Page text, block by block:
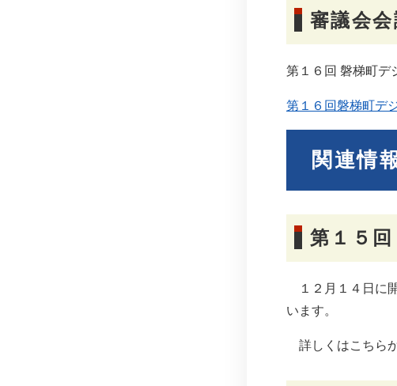
審議会
第１６回 磐梯町デ
第１６回磐梯町デ
関連情
第１５
１２月１４日に
います。
詳しくはこちら